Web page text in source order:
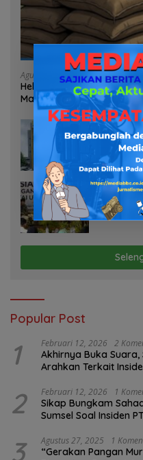
Agustus 7, 2026
Heboh Tumpukan Karung
Manggar, Danlanal Babel:
Agustus 7,
Sanksi
Tutup
Agustus 7,
dari
Program
Popular Post
1 Februari 12, 2026 2
Akhirnya Buka
Arahkan Terkait
2 Februari 12, 2026 1
Sikap Bungkam
Sumsel Soal Insiden
3 Agustus 27, 2025 1
“Gerakan Pangan